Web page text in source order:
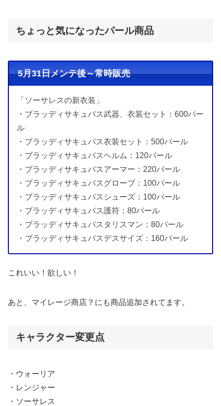
ちょっと気になったパール商品
5月31日メンテ後～常時販売
「ソーサレスの新衣装」
・ブラッディサキュバス武器、衣装セット：600パー
ル
・ブラッディサキュバス衣装セット：500パール
・ブラッディサキュバスヘルム：120パール
・ブラッディサキュバスアーマー：220パール
・ブラッディサキュバスグローブ：100パール
・ブラッディサキュバスシューズ：100パール
・ブラッディサキュバス護符：80パール
・ブラッディサキュバスタリスマン：80パール
・ブラッディサキュバスデスサイズ：160パール
これいい！欲しい！
あと、マイレージ商店？にも商品追加されてます。
キャラクター変更点
・ウォーリア
・レンジャー
・ソーサレス